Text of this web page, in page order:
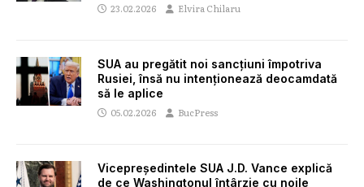
23.02.2026 Elvira Chilaru
SUA au pregătit noi sancțiuni împotriva
Rusiei, însă nu intenționează deocamdată
să le aplice
05.02.2026 BucPress
Vicepreședintele SUA J.D. Vance explică
de ce Washingtonul întârzie cu noile